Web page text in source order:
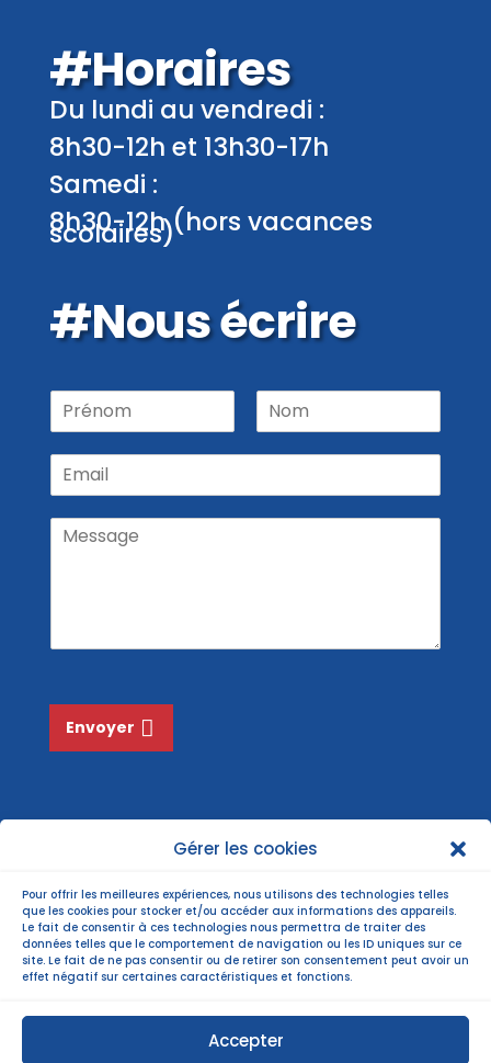
Gérer les cookies
Pour offrir les meilleures expériences, nous utilisons des technologies telles
que les cookies pour stocker et/ou accéder aux informations des appareils.
Le fait de consentir à ces technologies nous permettra de traiter des
données telles que le comportement de navigation ou les ID uniques sur ce
site. Le fait de ne pas consentir ou de retirer son consentement peut avoir un
effet négatif sur certaines caractéristiques et fonctions.
Accepter
#Horaires
Du lundi au vendredi :
8h30-12h et 13h30-17h
Samedi :
8h30-12h (hors vacances
scolaires)
#Nous écrire
P
P
r
n
N
o
E
m
M
e
Envoyer